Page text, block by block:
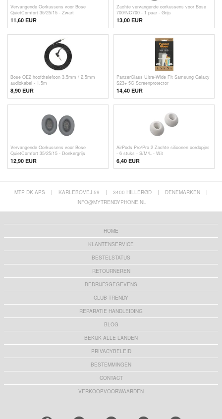
Vervangende Oorkussens voor Bose
QuietComfort 35/25/15 - Zwart
11,60 EUR
Zachte vervangende oorkussens voor Bose
700/NC700 - 1 paar - Grijs
13,00 EUR
Bose OE2 hoofdtelefoon 3.5mm / 2.5mm
audiokabel - 1.5m
8,90 EUR
PanzerGlass Ultra-Wide Fit Samsung Galaxy
S23+ 5G Screenprotector
14,40 EUR
Vervangende Oorkussens voor Bose
QuietComfort 35/25/15 - Donkergrijs
12,90 EUR
AirPods Pro/Pro 2 Zachte siliconen oordopjes
- 6 stuks - S/M/L - Wit
6,40 EUR
MTP DK APS | KARLEBOVEJ 59 | 3400 HILLERØD | DENEMARKEN
|
INFO@MYTRENDYPHONE.NL
HOME
KLANTENSERVICE
BESTELSTATUS
RETOURNEREN
BEDRIJFSGEGEVENS
CLUB TRENDY
REPARATIE HANDLEIDING
BLOG
BEKIJK ALLE LANDEN
PRIVACYBELEID
BESTEMMINGEN
CONTACT
VERKOOPVOORWAARDEN